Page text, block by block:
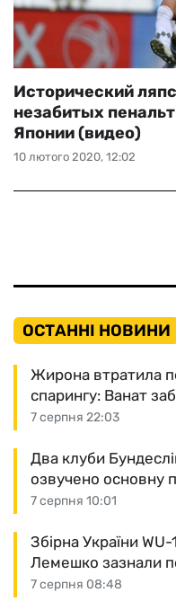
10 лютого 2020, 12:02
Исторический
незабитых
Японии (видео)
ОСТАННІ НОВИНИ
7 серпня 22:03
Жирона втратила
спарингу: Ванат
7 серпня 10:01
Два клуби
озвучено основну
7 серпня 08:48
Збірна України WU-
Лемешко зазнали